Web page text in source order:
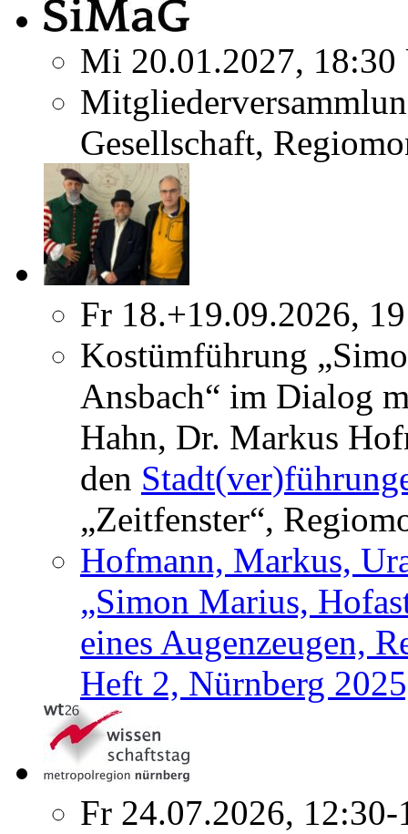
Mi 20.01.2027, 18:30
Gesellschaft,
Fr 18.+19.09.2026,
Kostümführung
Ansbach“ im Dialog
Hahn, Dr. Markus
den
„Zeitfenster“,
Hofmann, Markus,
„Simon Marius,
eines Augenzeugen,
Heft 2, Nürnberg
Fr 24.07.2026,